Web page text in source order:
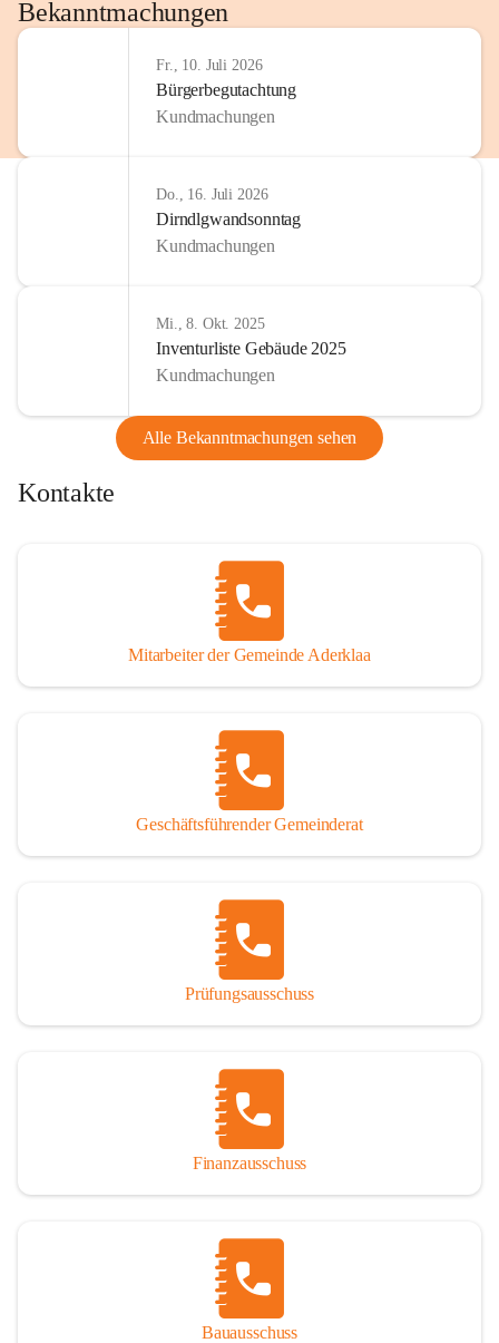
http://www.omv.com
Bekanntmachungen
Fr., 10. Juli 2026
Bürgerbegutachtung
Kundmachungen
Do., 16. Juli 2026
Dirndlgwandsonntag
Kundmachungen
Mi., 8. Okt. 2025
Inventurliste Gebäude 2025
Kundmachungen
Alle Bekanntmachungen sehen
Kontakte
Mitarbeiter der Gemeinde Aderklaa
Geschäftsführender Gemeinderat
Prüfungsausschuss
Finanzausschuss
Bauausschuss